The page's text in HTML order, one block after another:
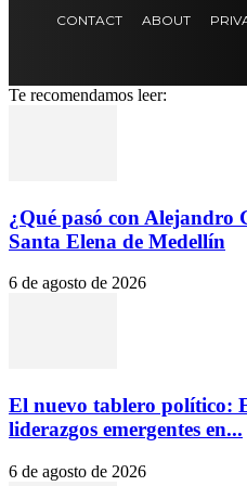
CONTACT ABOUT
Te recomendamos leer:
¿Qué pasó con Alejandro
Santa Elena de Medellín
6 de agosto de 2026
El nuevo tablero político:
liderazgos emergentes en...
6 de agosto de 2026